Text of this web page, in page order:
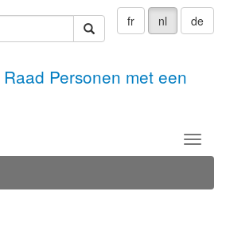
fr nl de
zoeken
Personen met een
Menu